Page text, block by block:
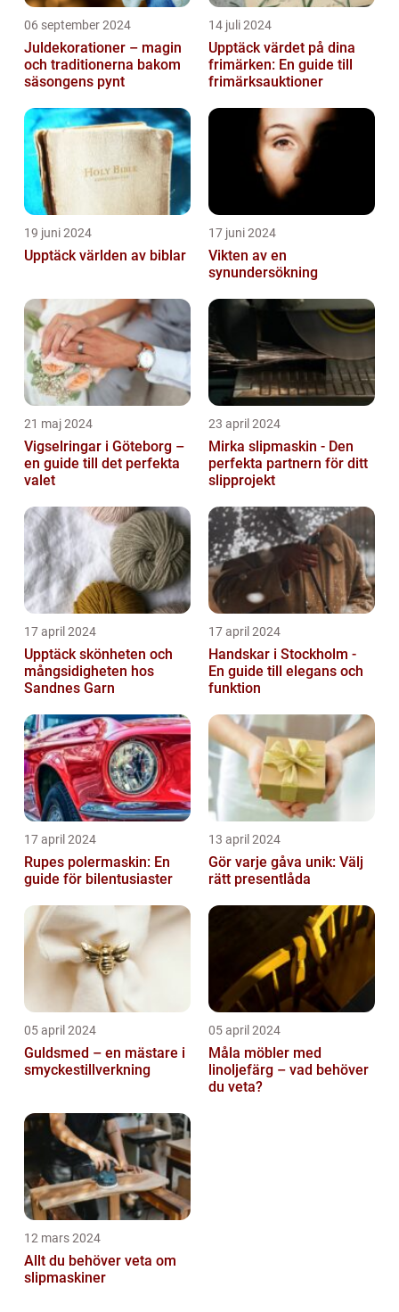
06 september 2024
Juldekorationer – magin
och traditionerna bakom
säsongens pynt
14 juli 2024
Upptäck värdet på dina
frimärken: En guide till
frimärksauktioner
19 juni 2024
Upptäck världen av biblar
17 juni 2024
Vikten av en
synundersökning
21 maj 2024
Vigselringar i Göteborg –
en guide till det perfekta
valet
23 april 2024
Mirka slipmaskin - Den
perfekta partnern för ditt
slipprojekt
17 april 2024
Upptäck skönheten och
mångsidigheten hos
Sandnes Garn
17 april 2024
Handskar i Stockholm -
En guide till elegans och
funktion
17 april 2024
Rupes polermaskin: En
guide för bilentusiaster
13 april 2024
Gör varje gåva unik: Välj
rätt presentlåda
05 april 2024
Guldsmed – en mästare i
smyckestillverkning
05 april 2024
Måla möbler med
linoljefärg – vad behöver
du veta?
12 mars 2024
Allt du behöver veta om
slipmaskiner